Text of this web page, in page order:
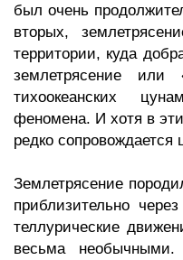
был очень
вторых,
территории, куда
землетрясение или
тихоокеанских
феномена. И хотя в
редко
Землетрясение
приблизительно
теллурические
весьма необычными.